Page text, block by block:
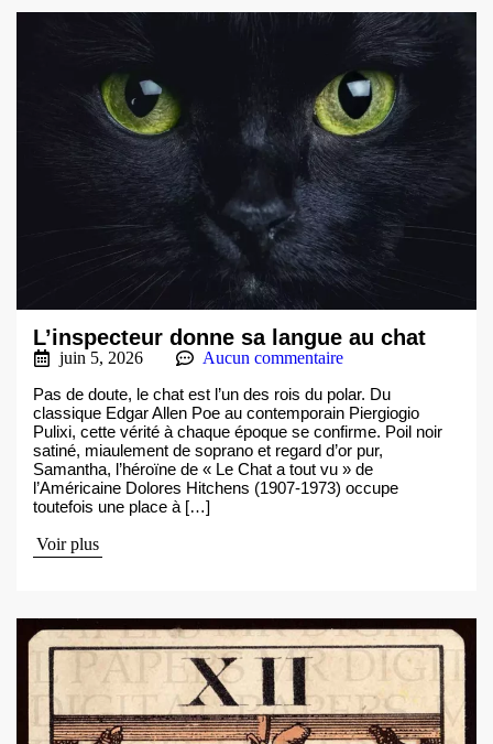
L’inspecteur donne sa langue au chat
juin 5, 2026
Aucun commentaire
Pas de doute, le chat est l’un des rois du polar. Du
classique Edgar Allen Poe au contemporain Piergiogio
Pulixi, cette vérité à chaque époque se confirme. Poil noir
satiné, miaulement de soprano et regard d’or pur,
Samantha, l’héroïne de « Le Chat a tout vu » de
l’Américaine Dolores Hitchens (1907-1973) occupe
toutefois une place à […]
Voir plus